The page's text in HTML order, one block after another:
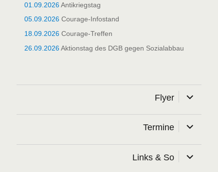
01.09.2026Antikriegstag
05.09.2026 Courage-Infostand
18.09.2026 Courage-Treffen
26.09.2026Aktionstag des DGB gegen Sozialabbau
Flyer öffnen
Termine öffnen
Links & So öffnen